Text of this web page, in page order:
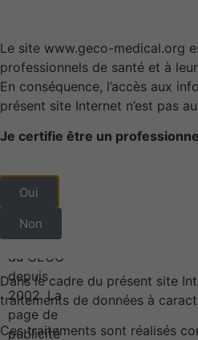
Politique de
Dans le cadre du présent site
traitements de données à
Ces traitements sont réalisés
Le site www.geco-medical.org
professionnels de santé et à
En conséquence, l’accès aux
présent site Internet n’est pas
Je certifie être un
Oui
Non